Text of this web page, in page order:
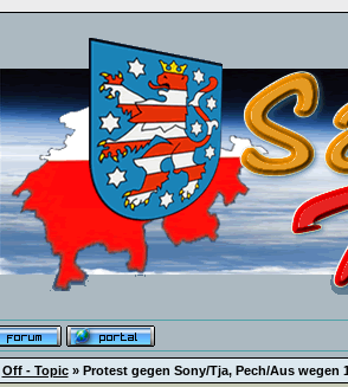
Off - Topic» Protest gegen Sony/Tja, Pech/Aus wegen